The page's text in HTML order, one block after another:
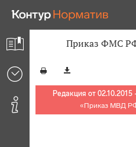
Приказ ФМС
Редакция от
«Приказ МВД